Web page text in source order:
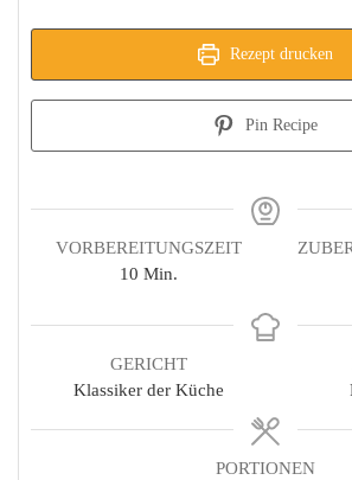
Rezept drucken
Pin Recipe
VORBEREITUNGSZEIT
10Minuten
Min.
GERICHT
Klassiker der Küche
PORTIONEN